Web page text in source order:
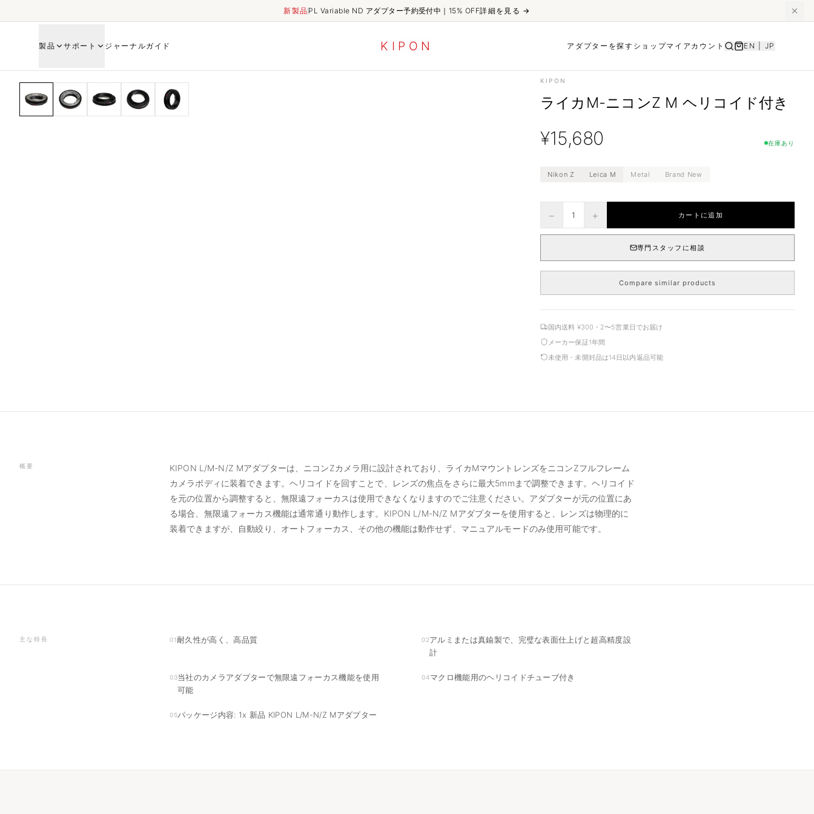
新製品PL Variable ND アダプター予約受付中｜15% OFF詳細を見る →
製品 サポート ジャーナルガイド K I P O N アダプターを探す ショップマイアカウント EN JP
HOME SHOP MECHANICAL ADAPTER ライカM-ニコンZ M ヘリコイド付き
KIPON
ライカM-ニコンZ M ヘリコイド付き
¥15,680 在庫あり
Nikon Z Leica M Metal Brand New
− 1 + カートに追加
専門スタッフに相談
Compare similar products
国内送料 ¥300・2〜5営業日でお届け
メーカー保証1年間
未使用・未開封品は14日以内返品可能
概要
KIPON L/M-N/Z Mアダプターは、ニコンZカメラ用に設計されており、ライカMマウントレンズをニコンZフルフレーム
カメラボディに装着できます。ヘリコイドを回すことで、レンズの焦点をさらに最大5mmまで調整できます。ヘリコイド
を元の位置から調整すると、無限遠フォーカスは使用できなくなりますのでご注意ください。アダプターが元の位置にあ
る場合、無限遠フォーカス機能は通常通り動作します。KIPON L/M-N/Z Mアダプターを使用すると、レンズは物理的に
装着できますが、自動絞り、オートフォーカス、その他の機能は動作せず、マニュアルモードのみ使用可能です。
主な特長 01耐久性が高く、高品質 02アルミまたは真鍮製で、完璧な表面仕上げと超高精度設
計
03当社のカメラアダプターで無限遠フォーカス機能を使用
可能
04マクロ機能用のヘリコイドチューブ付き
05パッケージ内容: 1x 新品 KIPON L/M-N/Z Mアダプター